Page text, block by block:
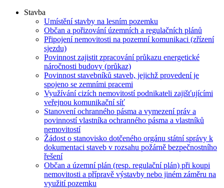
Stavba
Umístění stavby na lesním pozemku
Občan a pořizování územních a regulačních plánů
Připojení nemovitosti na pozemní komunikaci (zřízení
sjezdu)
Povinnost zajistit zpracování průkazu energetické
náročnosti budovy (průkaz)
Povinnost stavebníků staveb, jejichž provedení je
spojeno se zemními pracemi
Využívání cizích nemovitostí podnikateli zajišťujícími
veřejnou komunikační síť
Stanovení ochranného pásma a vymezení práv a
povinností vlastníka ochranného pásma a vlastníků
nemovitostí
Žádost o stanovisko dotčeného orgánu státní správy k
dokumentaci staveb v rozsahu požárně bezpečnostního
řešení
Občan a územní plán (resp. regulační plán) při koupi
nemovitosti a přípravě výstavby nebo jiném záměru na
využití pozemku